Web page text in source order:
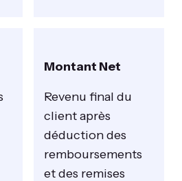
Montant Net
Revenu final du
client après
déduction des
remboursements
et des remises